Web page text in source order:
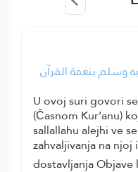
وسلم بنعمة القرآن
U ovoj suri govori
(Časnom Kur’anu)
sallallahu alejhi ve
zahvaljivanja na
dostavljanja Objave